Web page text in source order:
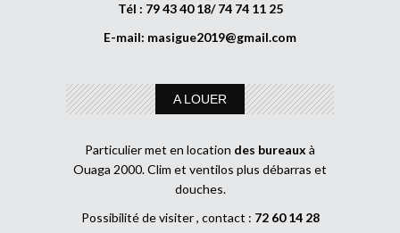
Tél : 79 43 40 18/ 74 74 11 25
E-mail: masigue2019@gmail.com
A LOUER
Particulier met en location des bureaux à
Ouaga 2000. Clim et ventilos plus débarras et
douches.
Possibilité de visiter , contact : 72 60 14 28